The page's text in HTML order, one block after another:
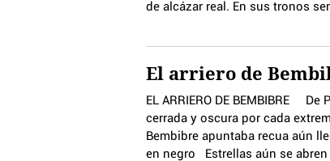
de alcázar real. En sus tronos
El arriero de
EL ARRIERO DE BEMBIBRE
cerrada y oscura por cada
Bembibre apuntaba recua aún
en negro Estrellas aún se abren